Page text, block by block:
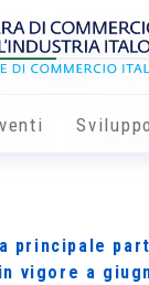
principale
vigore a